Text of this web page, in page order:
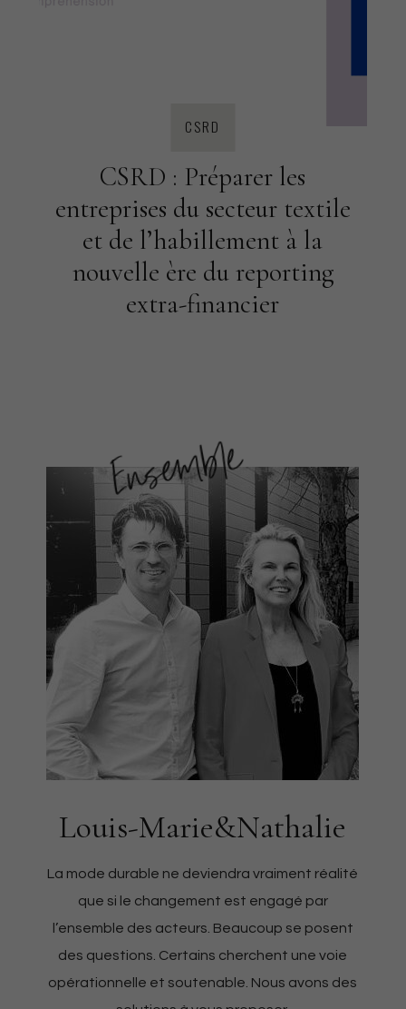
CSRD
CSRD : Préparer les
entreprises du secteur textile
et de l’habillement à la
nouvelle ère du reporting
extra-financier
Louis-Marie&Nathalie
La mode durable ne deviendra vraiment réalité
que si le changement est engagé par
l’ensemble des acteurs. Beaucoup se posent
des questions. Certains cherchent une voie
opérationnelle et soutenable. Nous avons des